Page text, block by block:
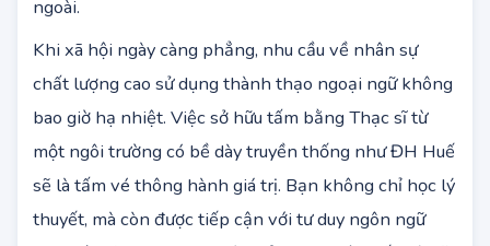
việc đào tạo, nghiên cứu ngôn ngữ và văn hóa nước
ngoài.
Khi xã hội ngày càng phẳng, nhu cầu về nhân sự
chất lượng cao sử dụng thành thạo ngoại ngữ không
bao giờ hạ nhiệt. Việc sở hữu tấm bằng Thạc sĩ từ
một ngôi trường có bề dày truyền thống như ĐH Huế
sẽ là tấm vé thông hành giá trị. Bạn không chỉ học lý